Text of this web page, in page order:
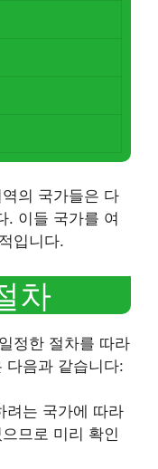
의 국가들은 다
. 이들 국가를 여
입니다.
차
정한 절차를 따라
다음과 같습니다:
려는 국가에 따라
므로 미리 확인